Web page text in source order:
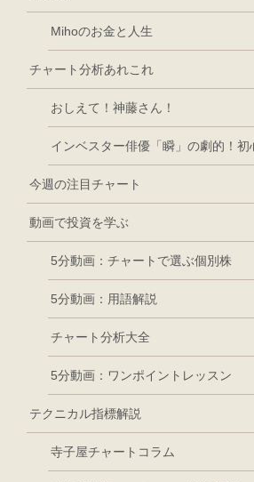
Mihoのお金と人生
チャート分析あれこれ
おしえて！神藤さん！
インベスター俳優「瞬」の劇的！初
今週の注目チャート
動画で投資を学ぶ
5分動画：チャートで選ぶ個別株
5分動画：用語解説
チャート分析大全
5分動画：ワンポイントレッスン
テクニカル指標解説
寺子屋チャートコラム